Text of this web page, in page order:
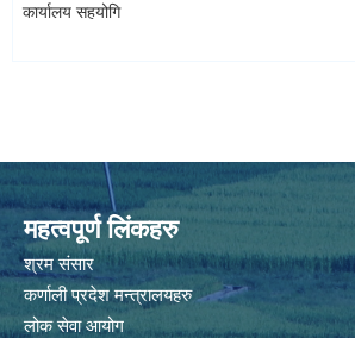
कार्यालय सहयोगि
महत्वपूर्ण लिंकहरु
श्रम संसार
कर्णाली प्रदेश मन्त्रालयहरु
लोक सेवा आयोग